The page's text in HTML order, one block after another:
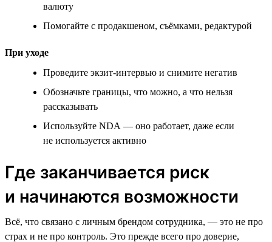
валюту
Помогайте с продакшеном, съёмками, редактурой
При уходе
Проведите экзит-интервью и снимите негатив
Обозначьте границы, что можно, а что нельзя
рассказывать
Используйте NDA — оно работает, даже если
не используется активно
Где заканчивается риск
и начинаются возможности
Всё, что связано с личным брендом сотрудника, — это не про
страх и не про контроль. Это прежде всего про доверие,